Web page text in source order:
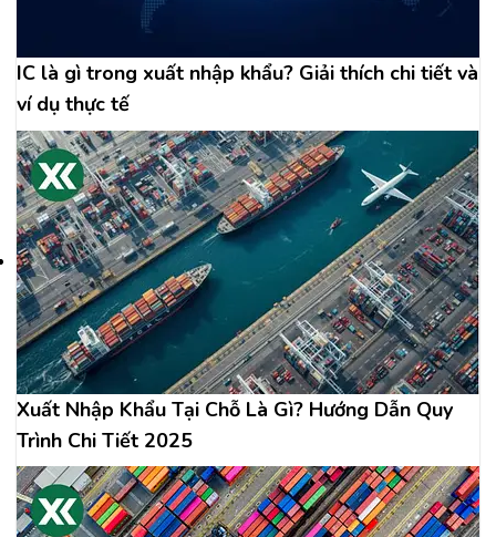
IC là gì trong xuất nhập khẩu? Giải thích chi tiết và
ví dụ thực tế
Xuất Nhập Khẩu Tại Chỗ Là Gì? Hướng Dẫn Quy
Trình Chi Tiết 2025